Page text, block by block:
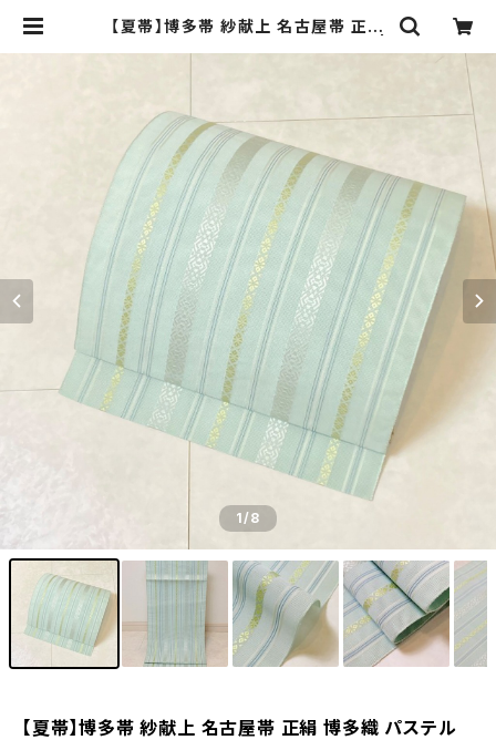
【夏帯】博多帯 紗献上 名古屋帯 正絹
1/8
【夏帯】博多帯 紗献上 名古屋帯 正絹 博多織 パステル